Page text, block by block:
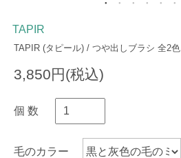
TAPIR
TAPIR (タピール) / つや出しブラシ 全2色
3,850円(税込)
個 数
毛のカラー